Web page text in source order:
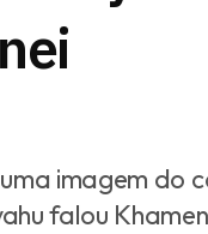
imagem do
falou